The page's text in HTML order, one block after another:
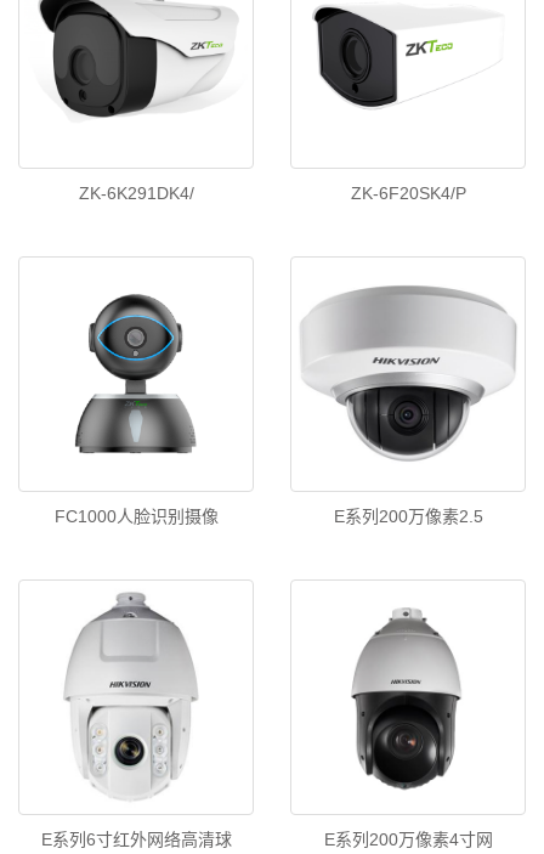
ZK-6K291DK4/ ZK-6F20SK4/P
FC1000人脸识别摄像 E系列200万像素2.5
E系列6寸红外网络高清球 E系列200万像素4寸网